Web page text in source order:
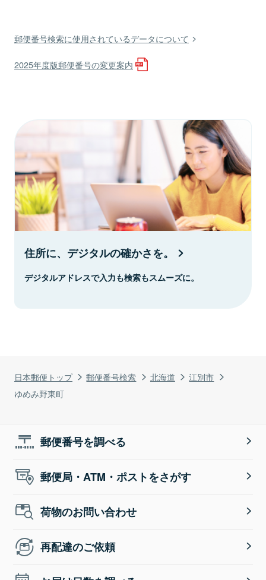
日本郵便トップ 郵便番号検索 北海道
江別市
ゆめみ野東町
郵便番号検索に使用されているデータについて
2025年度版郵便番号の変更案内
住所に、デジタルの確かさを。
デジタルアドレスで入力も検索もスムーズに。
郵便番号を調べる
郵便局・ATM・ポストをさがす
荷物のお問い合わせ
再配達のご依頼